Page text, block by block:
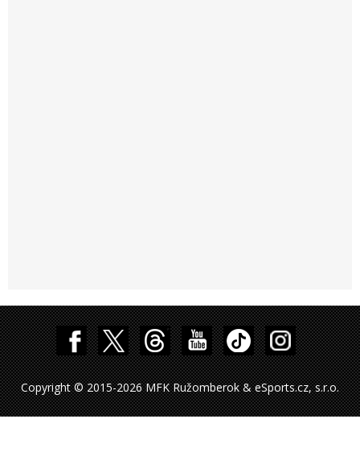
Copyright © 2015-2026 MFK Ružomberok & eSports.cz, s.r.o.